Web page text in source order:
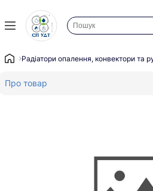
Радіатори опалення, конвектори та
Про товар